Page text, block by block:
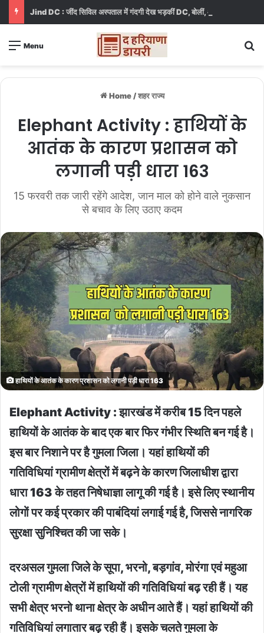
Menu
Home / शहर राज्य
Elephant Activity : हाथियों के
आतंक के कारण प्रशासन को
लगानी पड़ी धारा 163
15 फरवरी तक जारी रहेंगे आदेश, जान माल को होने वाले नुकसान
से बचाव के लिए उठाए कदम
हाथियों के आतंक के कारण प्रशासन को लगानी पड़ी धारा 163
Elephant Activity : झारखंड में करीब 15 दिन पहले
हाथियों के आतंक के बाद एक बार फिर गंभीर स्थिति बन गई है।
इस बार निशाने पर है गुमला जिला। यहां हाथियों की
गतिविधियां ग्रामीण क्षेत्रों में बढ़ने के कारण जिलाधीश द्वारा
धारा 163 के तहत निषेधाज्ञा लागू की गई है। इसे लिए स्थानीय
लोगों पर कई प्रकार की पाबंदियां लगाई गई है, जिससे नागरिक
सुरक्षा सुनिश्चित की जा सके।
दरअसल गुमला जिले के सूपा, भरनो, बड़गांव, मोरंगा एवं महुआ
टोली ग्रामीण क्षेत्रों में हाथियों की गतिविधियां बढ़ रही हैं। यह
सभी क्षेत्र भरनो थाना क्षेत्र के अधीन आते हैं। यहां हाथियों की
गतिविधियां लगातार बढ़ रही हैं। इसके चलते गुमला के